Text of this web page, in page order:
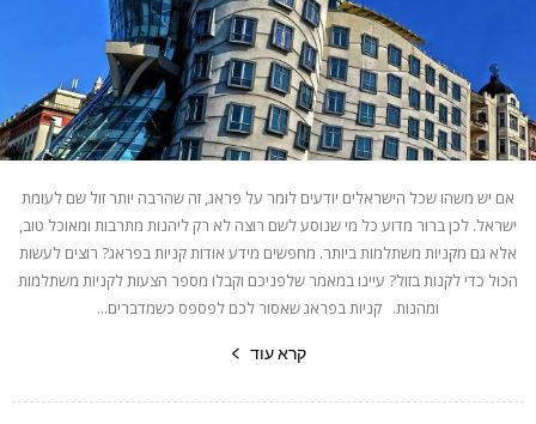
אם יש משהו שכל הישראלים יודעים לומר על פראג, זה שהרבה יותר זול שם לעומת
ישראל. לכן ברור מדוע כל מי שנוסע לשם רוצה לא רק ליהנות מתרבות ומאוכל טוב,
אלא גם מקניות משתלמות ביותר. מחפשים מידע אודות קניות בפראג? רוצים לעשות
הכול כדי לקנות בזול? עיינו במאמר שלפניכם וקבלו מספר הצעות לקניות משתלמות
ומהנות. קניות בפראג שאסור לכם לפספס כשמדברים...
קרא עוד